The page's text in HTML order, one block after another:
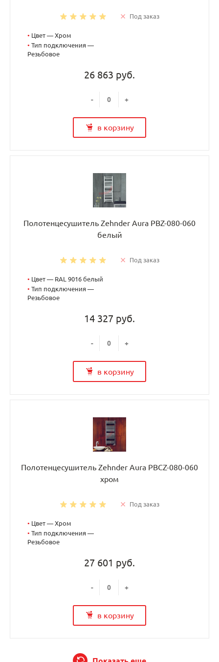
Под заказ
• Цвет — Хром
• Тип подключения —
Резьбовое
26 863 руб.
- +
в корзину
Полотенцесушитель Zehnder Aura PBZ-080-060
белый
Под заказ
• Цвет — RAL 9016 белый
• Тип подключения —
Резьбовое
14 327 руб.
- +
в корзину
Полотенцесушитель Zehnder Aura PBCZ-080-060
хром
Под заказ
• Цвет — Хром
• Тип подключения —
Резьбовое
27 601 руб.
- +
в корзину